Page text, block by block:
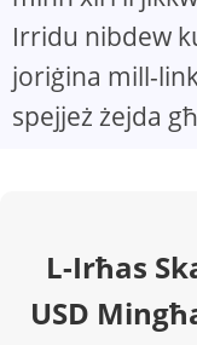
Irridu nibdew
joriġina mill-
spejjeż żejda
L-Irħas
USD